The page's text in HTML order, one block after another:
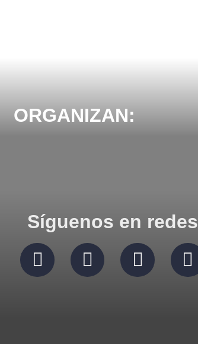
ORGANIZAN:
Síguenos en redes